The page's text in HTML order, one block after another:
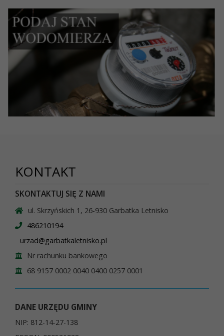
KONTAKT
SKONTAKTUJ SIĘ Z NAMI
ul. Skrzyńskich 1, 26-930 Garbatka Letnisko
486210194
urzad@garbatkaletnisko.pl
Nr rachunku bankowego
68 9157 0002 0040 0400 0257 0001
DANE URZĘDU GMINY
NIP: 812-14-27-138